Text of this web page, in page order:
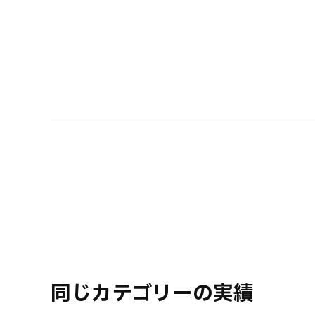
同じカテゴリーの実績